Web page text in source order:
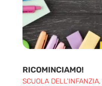
RICOMINCIAMO!
SCUOLA DELL'INFANZIA,